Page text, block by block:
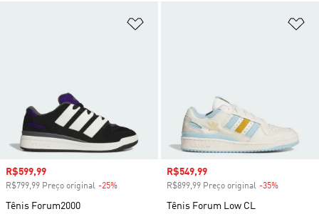
Preço com desconto
R$599,99
R$799,99 Preço original -25%
Tênis Forum2000
Preço com desconto
R$549,99
R$899,99 Preço original -35%
Tênis Forum Low CL